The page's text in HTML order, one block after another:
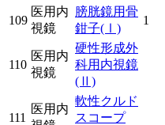
109
医用内
視鏡
膀胱鏡用骨
鉗子(Ⅰ)
1
110
医用内
視鏡
硬性形成外
科用内視鏡
(Ⅱ)
111
医用内
軟性クルド
スコープ